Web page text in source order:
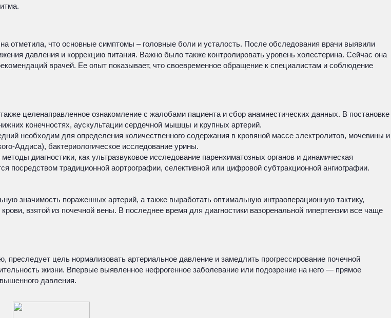
отметила, что основные симптомы – головные боли и усталость. После обследования врачи выявили
давления и коррекцию питания. Важно было также контролировать уровень холестерина. Сейчас она
врачей. Ее опыт показывает, что своевременное обращение к специалистам и соблюдение
целенаправленное ознакомление с жалобами пациента и сбор анамнестических данных. В постановке
конечностях, аускультации сердечной мышцы и крупных артерий.
необходим для определения количественного содержания в кровяной массе электролитов, мочевины и
Аддиса), бактериологическое исследование урины.
диагностики, как ультразвуковое исследование паренхиматозных органов и динамическая
традиционной аортрографии, селективной или цифровой субтракционной ангиографии.
значимость пораженных артерий, а также выработать оптимальную интраоперационную тактику,
взятой из почечной вены. В последнее время для диагностики вазоренальной гипертензии все чаще
преследует цель нормализовать артериальное давление и замедлить прогрессирование почечной
жизни. Впервые выявленное нефрогенное заболевание или подозрение на него — прямое
давления.